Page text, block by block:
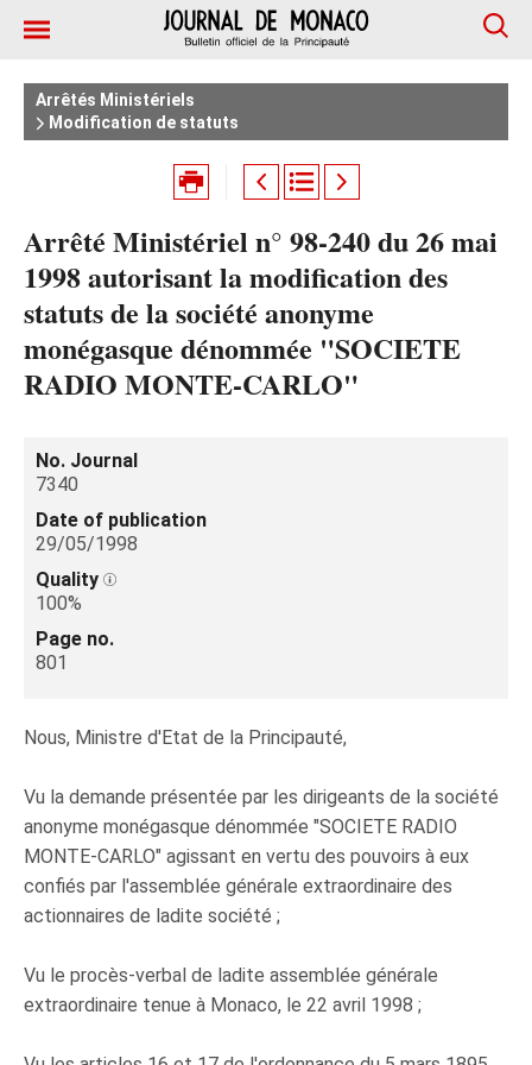
Arrêtés Ministériels
Modification de statuts
Arrêté Ministériel n° 98-240 du 26 mai
1998 autorisant la modification des
statuts de la société anonyme
monégasque dénommée "SOCIETE
RADIO MONTE-CARLO"
No. Journal
7340
Date of publication
29/05/1998
Quality
100%
Page no.
801
Nous, Ministre d'Etat de la Principauté,
Vu la demande présentée par les dirigeants de la société
anonyme monégasque dénommée "SOCIETE RADIO
MONTE-CARLO" agissant en vertu des pouvoirs à eux
confiés par l'assemblée générale extraordinaire des
actionnaires de ladite société ;
Vu le procès-verbal de ladite assemblée générale
extraordinaire tenue à Monaco, le 22 avril 1998 ;